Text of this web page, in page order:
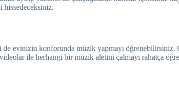
hissedeceksiniz.
de evinizin konforunda müzik yapmayı öğrenebilirsiniz.
ile herhangi bir müzik aletini çalmayı rahatça